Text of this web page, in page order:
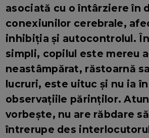
asociată cu o întârziere în
conexiunilor cerebrale,
inhibiția și autocontrolul.
simpli, copilul este mereu
neastâmpărat, răstoarnă
lucruri, este uituc și nu ia
observațiile părinților.
vorbește, nu are răbdare
întrerupe des